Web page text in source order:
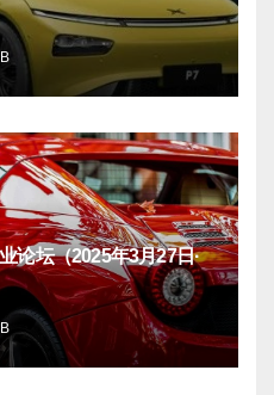
论坛（2025年3月27日·